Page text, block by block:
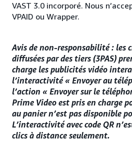
VAST 3.0 incorporé. Nous
VPAID ou Wrapper.
Avis de non-responsabilité : les
diffusées par des tiers (3PAS)
charge les publicités vidéo
l’interactivité « Envoyer au
l’action « Envoyer sur le
Prime Video est pris en charge
au panier n’est pas disponible
L’interactivité avec code QR
clics à distance seulement.